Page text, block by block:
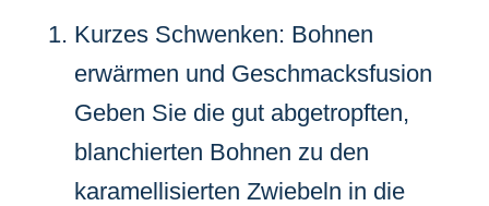
Kurzes Schwenken: Bohnen
erwärmen und Geschmacksfusion
Geben Sie die gut abgetropften,
blanchierten Bohnen zu den
karamellisierten Zwiebeln in die